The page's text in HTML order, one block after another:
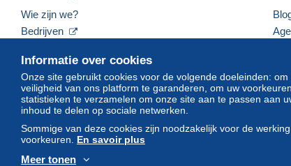
Informatie over cookies
Onze site gebruikt cookies voor de volgende doeleinden:
veiligheid van ons platform te garanderen, om uw
statistieken te verzamelen om onze site aan te passen aan
inhoud te delen op sociale netwerken.
Sommige van deze cookies zijn noodzakelijk voor de
voorkeuren. En savoir plus
Meer tonen
Wie zijn we?
Bedrijven
Neem contact met ons op
© Delcampe International srl. Alle rechten voorbehouden.